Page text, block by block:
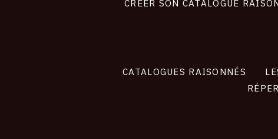
CRÉER SON CATALOGUE
CATALOGUES RAISONNÉS